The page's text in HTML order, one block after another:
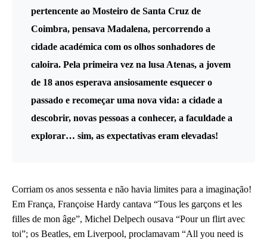
pertencente ao Mosteiro de Santa Cruz de
Coimbra, pensava Madalena, percorrendo a
cidade académica com os olhos sonhadores de
caloira. Pela primeira vez na lusa Atenas, a jovem
de 18 anos esperava ansiosamente esquecer o
passado e recomeçar uma nova vida: a cidade a
descobrir, novas pessoas a conhecer, a faculdade a
explorar… sim, as expectativas eram elevadas!
Corriam os anos sessenta e não havia limites para a imaginação!
Em França, Françoise Hardy cantava “Tous les garçons et les
filles de mon âge”, Michel Delpech ousava “Pour un flirt avec
toi”; os Beatles, em Liverpool, proclamavam “All you need is